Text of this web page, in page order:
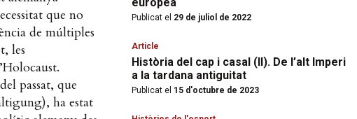
que no
de múltiples
les
passat, que
ha estat
Publicat el 29 de juliol de 2022
Article
Història del cap i casal (II). De l’alt Imperi
a la tardana antiguitat
Publicat el 15 d'octubre de 2023